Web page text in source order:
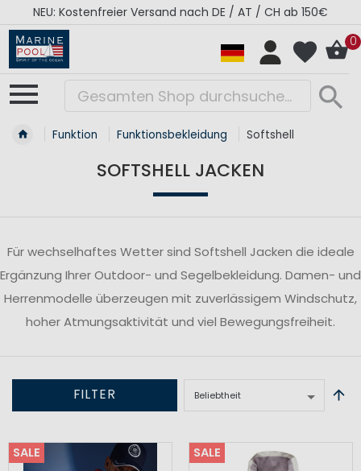
ab 150€
RÉGATES ROYALES Kollektion -
0
Funktion Funktionsbekleidung Softshell
SOFTSHELL JACKEN
Für wechselhaftes Wetter sind Softshell Jacken die ideale
Ergänzung Ihrer Outdoor- und Segelbekleidung. Damen- und
Herrenmodelle überzeugen mit zuverlässigem Windschutz,
hoher Atmungsaktivität und viel Bewegungsfreiheit.
FILTER
SALE SALE